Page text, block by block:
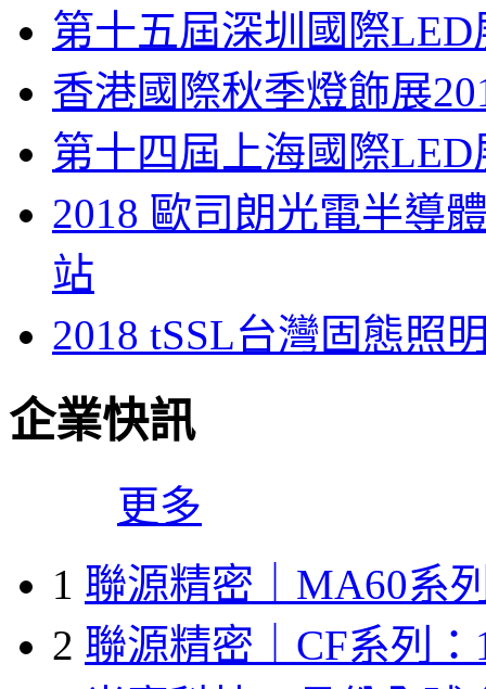
第十五屆深圳國際LED
香港國際秋季燈飾展
第十四屆上海國際
2018 歐司朗光電半導
站
2018 tSSL台灣固態照
企業快訊
更多
1 聯源精密｜MA60系
2 聯源精密｜CF系列：